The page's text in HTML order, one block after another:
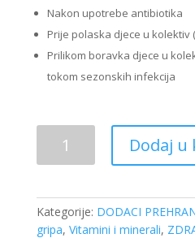
Nakon upotrebe antibiotika
Prije polaska djece u kolektiv
Prilikom boravka djece u
tokom sezonskih infekcija
Imuno
sirup
količina
Dodaj u
Kategorije: DODACI
gripa, Vitamini i minerali,